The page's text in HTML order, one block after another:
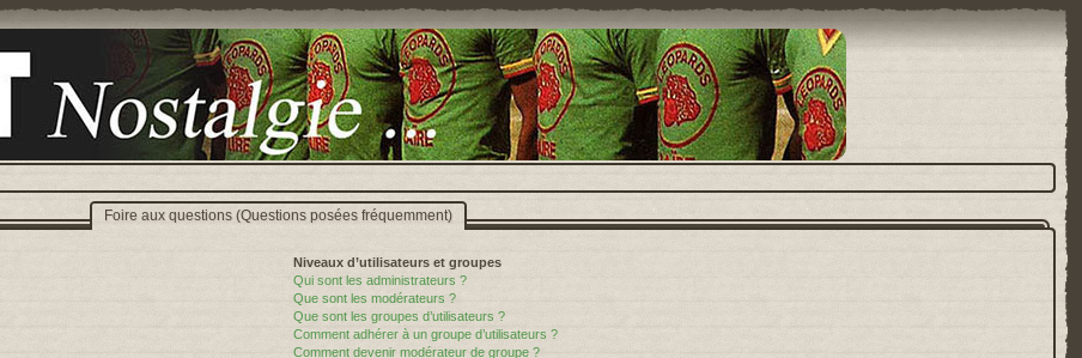
Foire aux questions (Questions posées fréquemment)
Niveaux d’utilisateurs et groupes
Qui sont les administrateurs ?
Que sont les modérateurs ?
Que sont les groupes d’utilisateurs ?
Comment adhérer à un groupe d’utilisateurs ?
Comment devenir modérateur de groupe ?